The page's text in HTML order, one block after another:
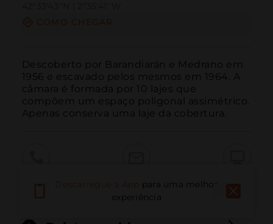
Descoberto por Barandiarán e Medrano em
1956 e escavado pelos mesmos em 1964. A
câmara é formada por 10 lajes que
compõem um espaço poligonal assimétrico.
Apenas conserva uma laje da cobertura.
E-mailpara uma melhor
experiência